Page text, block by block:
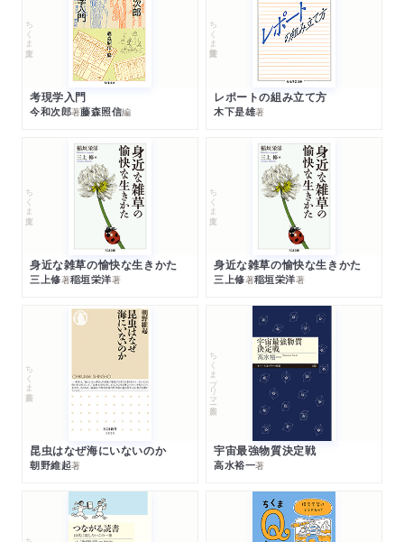
ちくま文庫
考現学入門
今和次郎著藤森照信編
ちくま学芸文庫
レポートの組み立て方
木下是雄著
ちくま文庫
身近な雑草の愉快な生きかた
三上修著稲垣栄洋著
ちくま文庫
身近な雑草の愉快な生きかた
三上修著稲垣栄洋著
ちくま新書
昆虫はなぜ海にいないのか
朝野維起著
ちくまプリマー新書
宇宙最強物質決定戦
高水裕一著